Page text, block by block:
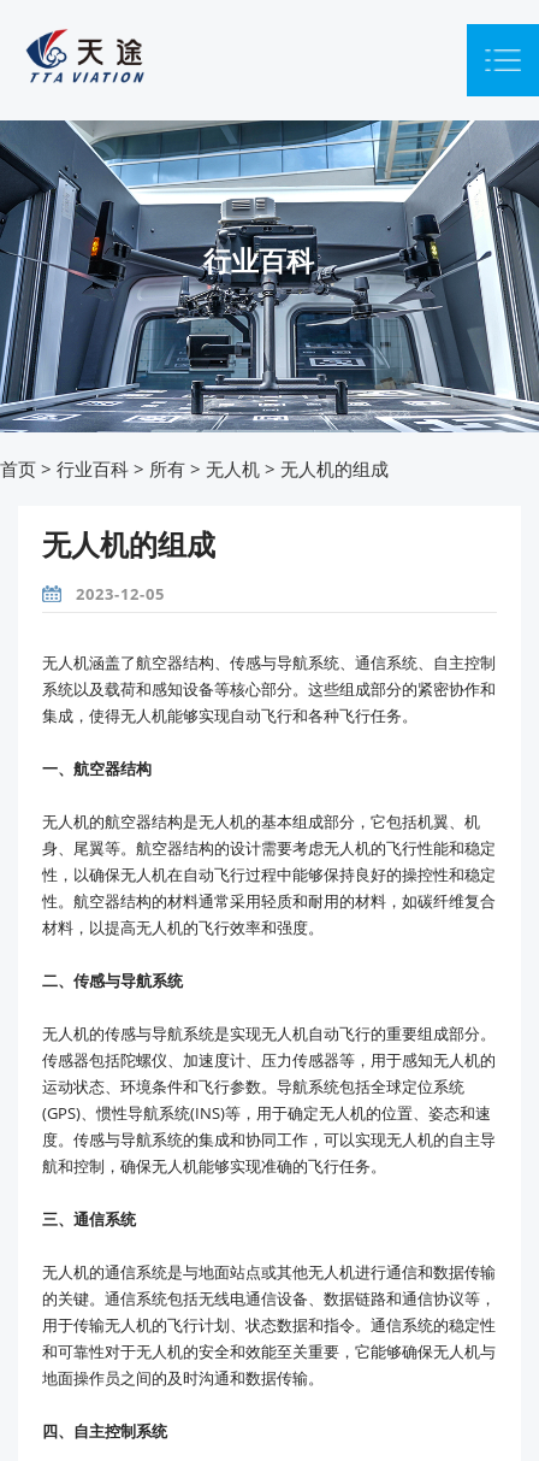
行业百科
首页 > 行业百科 > 所有 > 无人机 > 无人机的组成
无人机的组成
2023-12-05
无人机涵盖了航空器结构、传感与导航系统、通信系统、自主控制
系统以及载荷和感知设备等核心部分。这些组成部分的紧密协作和
集成，使得无人机能够实现自动飞行和各种飞行任务。
一、航空器结构
无人机的航空器结构是无人机的基本组成部分，它包括机翼、机
身、尾翼等。航空器结构的设计需要考虑无人机的飞行性能和稳定
性，以确保无人机在自动飞行过程中能够保持良好的操控性和稳定
性。航空器结构的材料通常采用轻质和耐用的材料，如碳纤维复合
材料，以提高无人机的飞行效率和强度。
二、传感与导航系统
无人机的传感与导航系统是实现无人机自动飞行的重要组成部分。
传感器包括陀螺仪、加速度计、压力传感器等，用于感知无人机的
运动状态、环境条件和飞行参数。导航系统包括全球定位系统
(GPS)、惯性导航系统(INS)等，用于确定无人机的位置、姿态和速
度。传感与导航系统的集成和协同工作，可以实现无人机的自主导
航和控制，确保无人机能够实现准确的飞行任务。
三、通信系统
无人机的通信系统是与地面站点或其他无人机进行通信和数据传输
的关键。通信系统包括无线电通信设备、数据链路和通信协议等，
用于传输无人机的飞行计划、状态数据和指令。通信系统的稳定性
和可靠性对于无人机的安全和效能至关重要，它能够确保无人机与
地面操作员之间的及时沟通和数据传输。
四、自主控制系统